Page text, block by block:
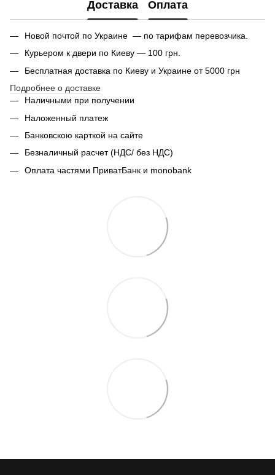
Доставка Оплата
Новой почтой по Украине — по тарифам перевозчика.
Курьером к двери по Киеву — 100 грн.
Бесплатная доставка по Киеву и Украине от 5000 грн
Подробнее о доставке
Наличными при получении
Наложенный платеж
Банковскою карткой на сайте
Безналичный расчет (НДС/ без НДС)
Оплата частями ПриватБанк и monobank